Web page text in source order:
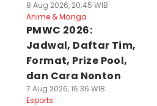
8 Aug 2026, 20:45 WIB
Anime & Manga
PMWC 2026:
Jadwal, Daftar Tim,
Format, Prize Pool,
dan Cara Nonton
7 Aug 2026, 16:36 WIB
Esports